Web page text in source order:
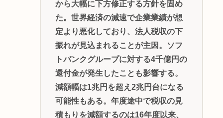
から大幅に下方修正する方針を固め
た。世界経済の減速で企業業績が想
定より悪化しており、法人税収の下
振れが見込まれることが主因。ソフ
トバンクグループに対する4千億円の
還付金が発生したことも影響する。
減額幅は1兆円を超え2兆円台になる
可能性もある。年度途中で税収の見
積もりを減額するのは16年度以来、